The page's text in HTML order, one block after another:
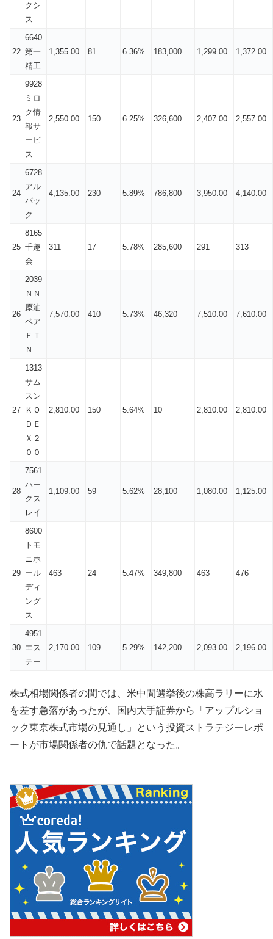
クシ
ス
22
6640
第一
精工
1,355.00 81 6.36% 183,000 1,299.00 1,372.00
23
9928
ミロ
ク情
報サ
ービ
ス
2,550.00 150 6.25% 326,600 2,407.00 2,557.00
24
6728
アル
バッ
ク
4,135.00 230 5.89% 786,800 3,950.00 4,140.00
25
8165
千趣
会
311 17 5.78% 285,600 291 313
26
2039
ＮＮ
原油
ベア
ＥＴ
Ｎ
7,570.00 410 5.73% 46,320 7,510.00 7,610.00
27
1313
サム
スン
ＫＯ
ＤＥ
Ｘ２
００
2,810.00 150 5.64% 10 2,810.00 2,810.00
28
7561
ハー
クス
レイ
1,109.00 59 5.62% 28,100 1,080.00 1,125.00
29
8600
トモ
ニホ
ール
ディ
ング
ス
463 24 5.47% 349,800 463 476
30
4951
エス
テー
2,170.00 109 5.29% 142,200 2,093.00 2,196.00
株式相場関係者の間では、米中間選挙後の株高ラリーに水
を差す急落があったが、国内大手証券から「アップルショ
ック東京株式市場の見通し」という投資ストラテジーレポ
ートが市場関係者の仇で話題となった。